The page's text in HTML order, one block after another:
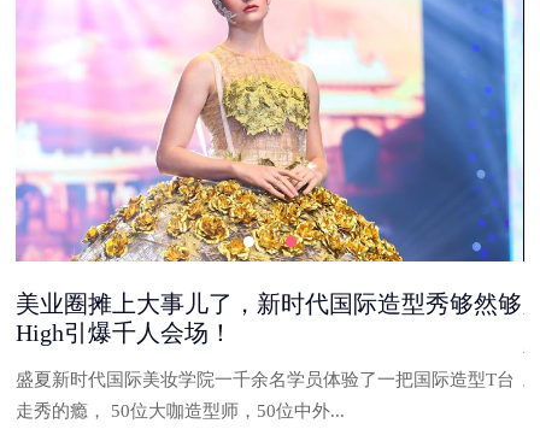
美业圈摊上大事儿了，新时代国际造型秀够然够
High引爆千人会场！
盛夏新时代国际美妆学院一千余名学员体验了一把国际造型T台
走秀的瘾， 50位大咖造型师，50位中外...